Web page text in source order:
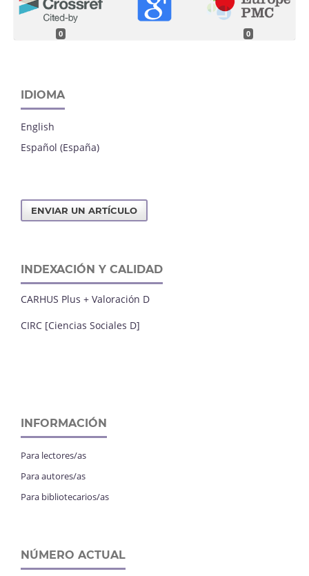
0 0
IDIOMA
English
Español (España)
ENVIAR UN ARTÍCULO
INDEXACIÓN Y CALIDAD
CARHUS Plus + Valoración D
CIRC [Ciencias Sociales D]
INFORMACIÓN
Para lectores/as
Para autores/as
Para bibliotecarios/as
NÚMERO ACTUAL